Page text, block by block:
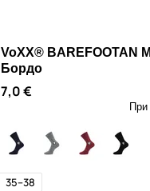
VoXX® BAREFOOTAN
Бордо
7,0 €
35–38